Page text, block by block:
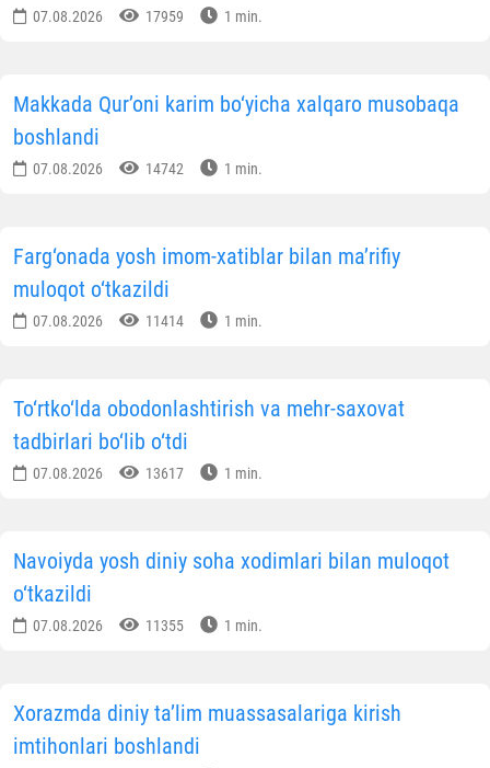
07.08.2026 17959 1 min.
Makkada Qur’oni karim bo‘yicha xalqaro musobaqa
boshlandi
07.08.2026 14742 1 min.
Farg‘onada yosh imom-xatiblar bilan ma’rifiy
muloqot o‘tkazildi
07.08.2026 11414 1 min.
To‘rtko‘lda obodonlashtirish va mehr-saxovat
tadbirlari bo‘lib o‘tdi
07.08.2026 13617 1 min.
Navoiyda yosh diniy soha xodimlari bilan muloqot
o‘tkazildi
07.08.2026 11355 1 min.
Xorazmda diniy ta’lim muassasalariga kirish
imtihonlari boshlandi